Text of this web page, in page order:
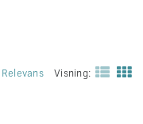
Relevans Visning: